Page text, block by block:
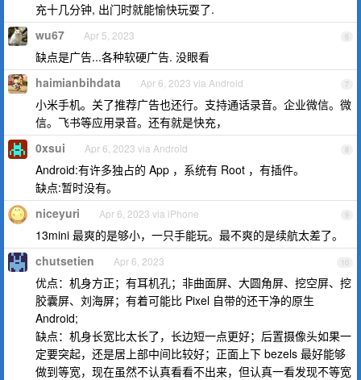
充十几分钟, 出门时就能愉快玩耍了.
6
wu67 Apr 5, 2023
缺点是广告...各种软硬广告. 没眼看
7
haimianbihdata Apr 6, 2023 via Android
小米手机。关了推荐广告也还行。支持通话录音。企业微信。微
信。飞书等应用录音。还有就是快充，
8
0xsui Apr 6, 2023 via Android
Android:有许多独占的 App ，系统有 Root ，有插件。
缺点:暂时没有。
9
niceyuri Apr 6, 2023 via iPhone
13mini 最爽的是够小，一只手能玩。最不爽的是续航太差了。
10
chutsetien Apr 6, 2023
优点：机身方正；有耳机孔；非曲面屏、大圆角屏、挖空屏、挖
胶囊屏、刘海屏；有着可能比 Pixel 自带的还干净的原生
Android;
缺点：机身长宽比太长了，长边短一点更好；后置摄像头如果一
定要突起，还是居上部中间比较好；正面上下 bezels 最好能够
做到等宽，现在虽然不认真看看不出来，但认真一看发现不等宽